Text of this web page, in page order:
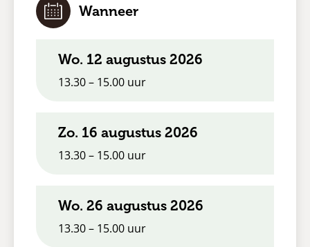
Wanneer
wo. 12 augustus 2026
13.30 – 15.00 uur
zo. 16 augustus 2026
13.30 – 15.00 uur
wo. 26 augustus 2026
13.30 – 15.00 uur